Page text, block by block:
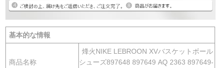
基本的な情報
商品名称
烽火NIKE LEBROON XVバスケットボール
シューズ897648 897649 AQ 2363 897649-